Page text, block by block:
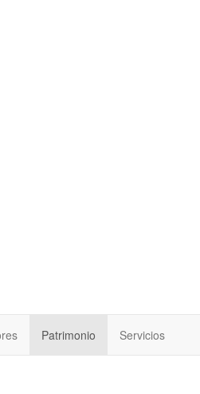
Patrimonio Servicios